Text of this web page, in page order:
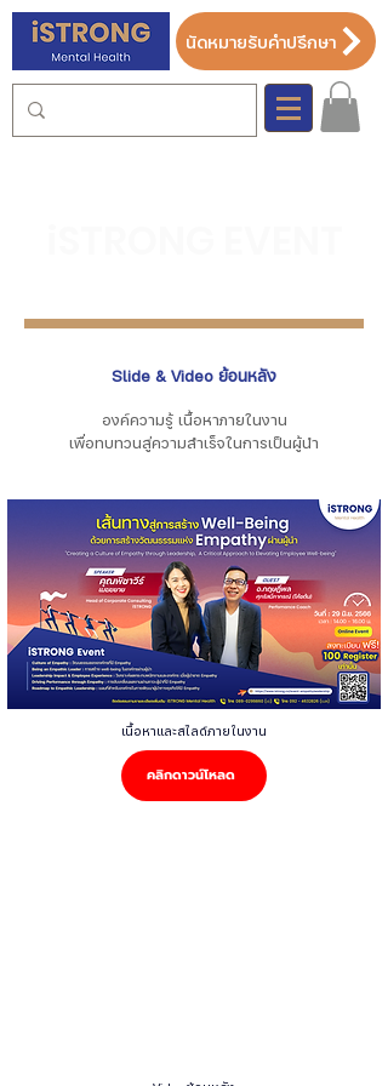
นัดหมายรับคำปรึกษา
Slide & Video ย้อนหลัง
องค์ความรู้ เนื้อหาภายในงาน
เพื่อทบทวนสู่ความสำเร็จในการเป็นผู้นำ
เนื้อหาและสไลด์ภายในงาน
คลิกดาวน์โหลด